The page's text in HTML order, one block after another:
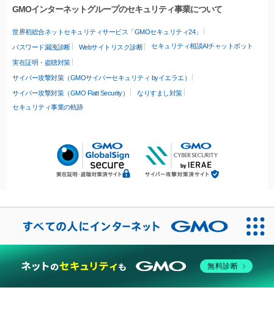
GMOインターネットグループのセキュリティ事業について
世界初総合ネットセキュリティサービス「GMOセキュリティ24」
パスワード漏洩診断 Webサイトリスク診断 セキュリティ相談AIチャットボット
実在証明・盗聴対策
サイバー攻撃対策（GMOサイバーセキュリティ byイエラエ）
サイバー攻撃対策（GMO Flatt Security）
なりすまし対策
セキュリティ事業の軌跡
無料診断